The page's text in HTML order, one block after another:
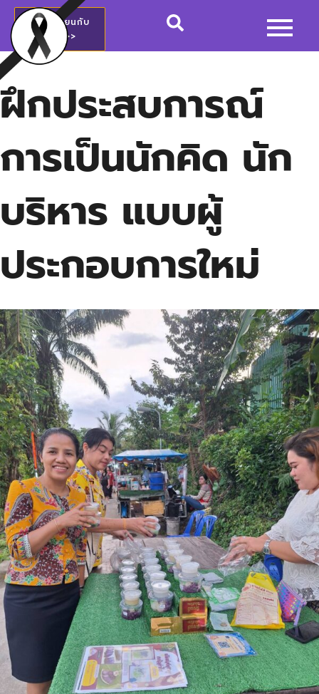
สมัครเรียนกับ
วชช.>>
ฝึกประสบการณ์
การเป็นนักคิด นัก
บริหาร แบบผู้
ประกอบการใหม่